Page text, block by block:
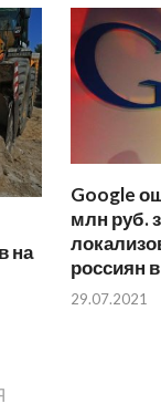
на
Google
млн руб.
россиян
29.07.2021